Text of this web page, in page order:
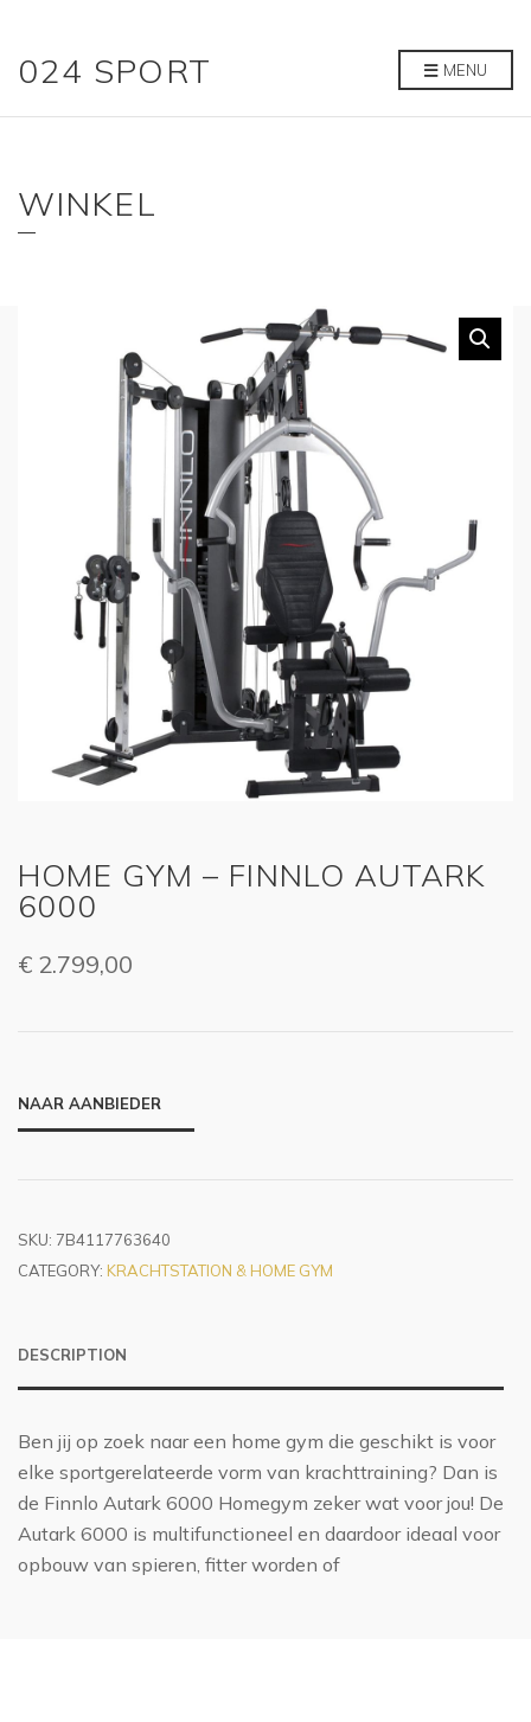
024 SPORT MENU
WINKEL
HOME GYM – FINNLO AUTARK
6000
€ 2.799,00
NAAR AANBIEDER
SKU: 7B4117763640
CATEGORY: KRACHTSTATION & HOME GYM
DESCRIPTION
Ben jij op zoek naar een home gym die geschikt is voor
elke sportgerelateerde vorm van krachttraining? Dan is
de Finnlo Autark 6000 Homegym zeker wat voor jou! De
Autark 6000 is multifunctioneel en daardoor ideaal voor
opbouw van spieren, fitter worden of